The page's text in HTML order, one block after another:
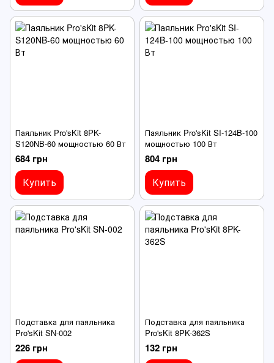
Паяльник Pro'sKit 8PK-
S120NB-60 мощностью 60 Вт
684 грн
Купить
Паяльник Pro'sKit SI-124B-100
мощностью 100 Вт
804 грн
Купить
Подставка для паяльника
Pro'sKit SN-002
226 грн
Подставка для паяльника
Pro'sKit 8PK-362S
132 грн